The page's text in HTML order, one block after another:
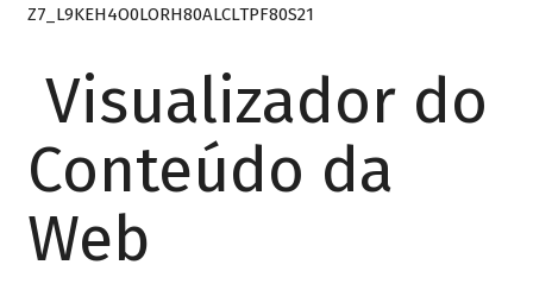
Z7_L9KEH4O0LORH80ALCLTPF80S21
Visualizador do
Conteúdo da
Web